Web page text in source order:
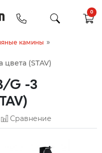
0
камины »
цвета (STAV)
G -3
Сравнение